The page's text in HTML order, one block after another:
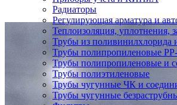
Радиаторы
Регулирующая арматура и
Теплоизоляция, уплотнения,
Трубы из поливинилхлорида
Трубы полипропиленовые
Трубы полипропиленовые и
Трубы полиэтиленовые
Трубы чугунные ЧК и
Трубы чугунные